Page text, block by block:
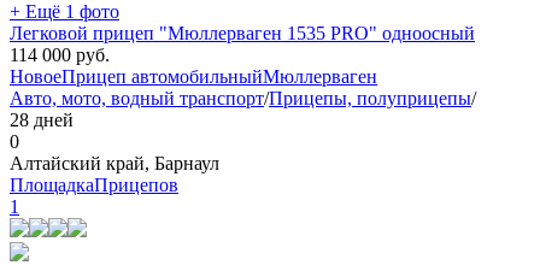
+ Ещё 1 фото
Легковой прицеп "Мюллерваген 1535 PRO" одноосный
114 000 руб.
НовоеПрицеп автомобильныйМюллерваген
Авто, мото, водный транспорт/Прицепы, полуприцепы/
28 дней
0
Алтайский край, Барнаул
ПлощадкаПрицепов
1